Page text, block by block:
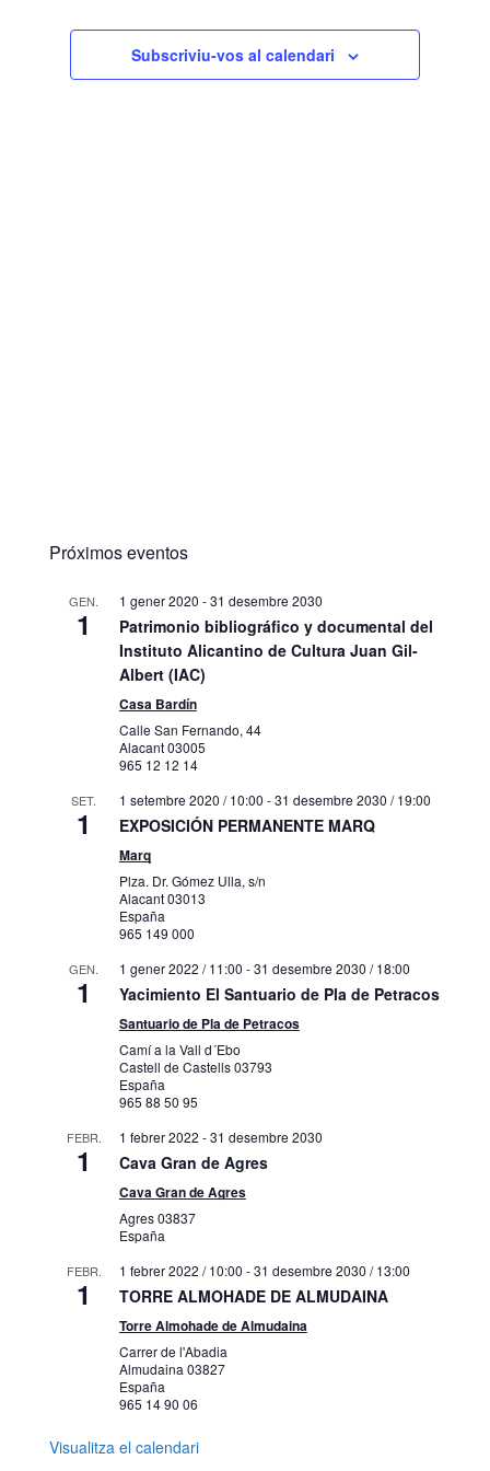
Subscriviu-vos al calendari
Próximos eventos
GEN.
1
1 gener 2020 -31 desembre 2030
Patrimonio bibliográfico y documental del
Instituto Alicantino de Cultura Juan Gil-
Albert (IAC)
Casa Bardín
Calle San Fernando, 44
Alacant03005
965 12 12 14
SET.
1
1 setembre 2020 / 10:00 -31 desembre 2030 / 19:00
EXPOSICIÓN PERMANENTE MARQ
Marq
Plza. Dr. Gómez Ulla, s/n
Alacant03013
España
965 149 000
GEN.
1
1 gener 2022 / 11:00 -31 desembre 2030 / 18:00
Yacimiento El Santuario de Pla de Petracos
Santuario de Pla de Petracos
Camí a la Vall d´Ebo
Castell de Castells03793
España
965 88 50 95
FEBR.
1
1 febrer 2022 -31 desembre 2030
Cava Gran de Agres
Cava Gran de Agres
Agres03837
España
FEBR.
1
1 febrer 2022 / 10:00 -31 desembre 2030 / 13:00
TORRE ALMOHADE DE ALMUDAINA
Torre Almohade de Almudaina
Carrer de l'Abadia
Almudaina 03827
España
965 14 90 06
Visualitza el calendari